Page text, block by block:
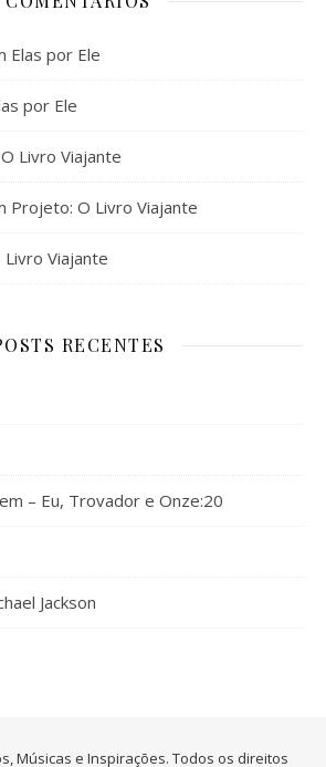
Elas por Ele
por Ele
Livro Viajante
Projeto: O Livro Viajante
Viajante
RECENTES
– Eu, Trovador e Onze:20
Jackson
Músicas e Inspirações. Todos os direitos